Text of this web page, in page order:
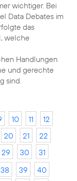
wichtiger. Bei
Data Debates im
das
welche
Handlungen
und gerechte
sind.
10 11
12
20 21
22
29 30
31
38 39
40